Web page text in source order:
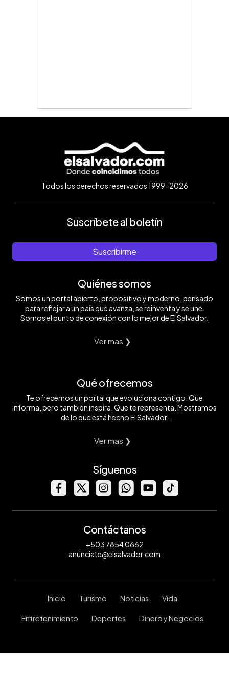
Todos los derechos reservados 1999-2026
Suscríbete al boletín
Suscribirme
Quiénes somos
Somos un portal abierto, propositivo y moderno, pensado
para reflejar a un país que avanza, se reinventa y se une.
Somos el punto de conexión con lo mejor de El Salvador.
Ver mas ❯
Qué ofrecemos
Te ofrecemos un portal que evoluciona contigo. Que
informa, pero también inspira. Que te representa. Mostramos
de lo que está hecho El Salvador.
Ver mas ❯
Síguenos
Contáctanos
+503 7854 0662
anunciate@elsalvador.com
Inicio Turismo Noticias Vida
Entretenimiento Deportes Dinero y Negocios